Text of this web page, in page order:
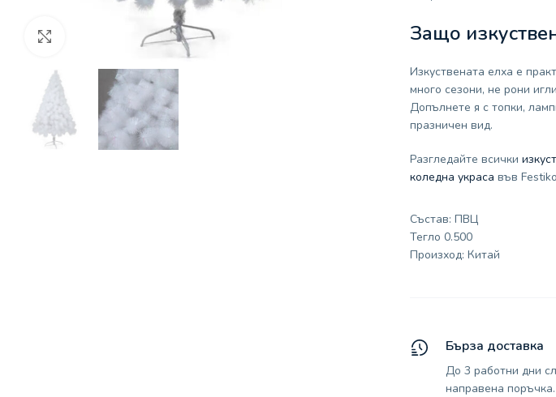
Защо
Изкуствената елха е
много сезони, не рони
Допълнете я с топки,
празничен вид.
Разгледайте всички
коледна украса във
Състав: ПВЦ
Тегло 0.500
Произход: Китай
Бърза доставка
До 3 работни дни
направена поръчка.